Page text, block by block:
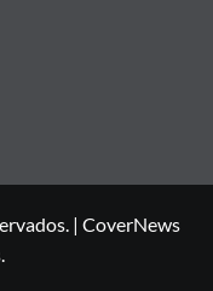
| CoverNews